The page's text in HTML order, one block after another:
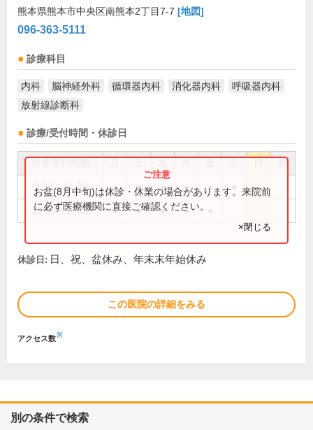
熊本県熊本市中央区南熊本2丁目7-7 [地図]
096-363-5111
診療科目
内科 脳神経外科 循環器内科 消化器内科
呼吸器内科
放射線診断科
診療/受付時間・休診日
祝
9:00～11:30 ● ● ● ● ●
13:30～17:00 ● ● ● ●
お盆(8月中旬)は休診・休業の場合があります。来院前
に必ず医療機関に直接ご確認ください。
×閉じる
休診日: 日、祝、盆休み、年末末年始休み
この医院の詳細をみる
アクセス数※
別の条件で検索